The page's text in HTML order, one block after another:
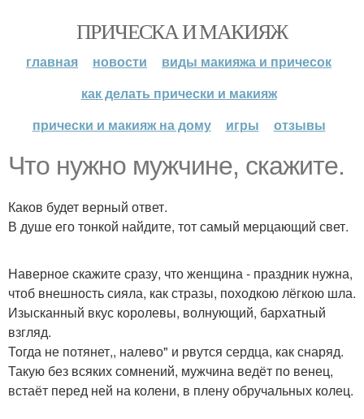
ПРИЧЕСКА И МАКИЯЖ
главная новости
виды макияжа и причесок
как делать прически и макияж
прически и макияж на дому
игры отзывы
Что нужно мужчине, скажите.
Каков будет верный ответ.
В душе его тонкой найдите, тот самый мерцающий свет.
Наверное скажите сразу, что женщина - праздник нужна,
чтоб внешность сияла, как стразы, походкою лёгкою шла.
Изысканный вкус королевы, волнующий, бархатный
взгляд.
Тогда не потянет,, налево" и рвутся сердца, как снаряд.
Такую без всяких сомнений, мужчина ведёт по венец,
встаёт перед ней на колени, в плену обручальных колец.